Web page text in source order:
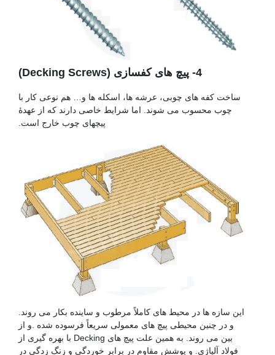
4- پیچ های کفسازی (Decking Screws)
ساخت کفه های چوبی، عرشه ها، اسکله ها و… هم نوعی کار با
چوب محسوب می شوند. اما شرایط خاصی دارند که از عهدۀ
پیچهای چوب خارج است.
این سازه ها در محیط های کاملاً مرطوب و ساینده بکار می روند.
و در چنین محیطی پیچ های معمولی سریعاً فرسوده شده .و از
بین می روند. به همین علت پیچ های Decking با بهره گیری از
فولاد آلیاژی. و پوشش مقاوم در برابر خوردگی و زنگ زدگی در